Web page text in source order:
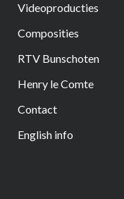
Videoproducties
Composities
RTV Bunschoten
Henry le Comte
Contact
English info